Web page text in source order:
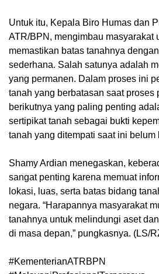
Untuk itu, Kepala Biro Humas dan
ATR/BPN, mengimbau masyarakat
memastikan batas tanahnya
sederhana. Salah satunya adalah
yang permanen. Dalam proses ini
tanah yang berbatasan saat proses
berikutnya yang paling penting
sertipikat tanah sebagai bukti
tanah yang ditempati saat ini belum
Shamy Ardian menegaskan,
sangat penting karena memuat
lokasi, luas, serta batas bidang
negara. “Harapannya masyarakat
tanahnya untuk melindungi aset
di masa depan,” pungkasnya. (LS/
#KementerianATRBPN